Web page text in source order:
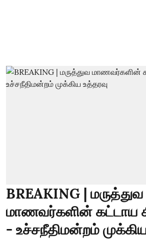
BREAKING | மருத்துவ
மாணவர்களின் கட்டாய
- உச்சநீதிமன்றம்